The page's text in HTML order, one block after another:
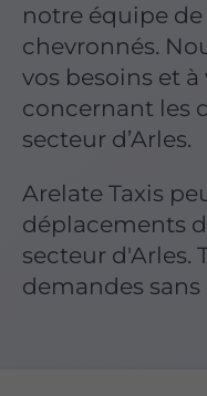
notre équipe
chevronnés.
vos besoins et
concernant les
secteur d’Arles.
Arelate Taxis
déplacements
secteur d'Arles.
demandes